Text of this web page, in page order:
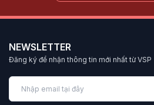
NEWSLETTER
Đăng ký để nhận thông tin mới nhất từ VSP